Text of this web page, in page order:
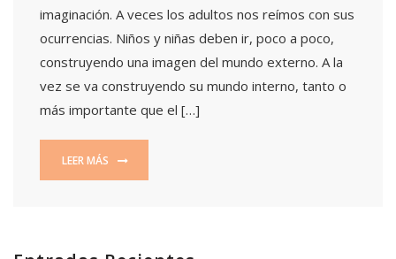
imaginación. A veces los adultos nos reímos con sus
ocurrencias. Niños y niñas deben ir, poco a poco,
construyendo una imagen del mundo externo. A la
vez se va construyendo su mundo interno, tanto o
más importante que el […]
LEER MÁS